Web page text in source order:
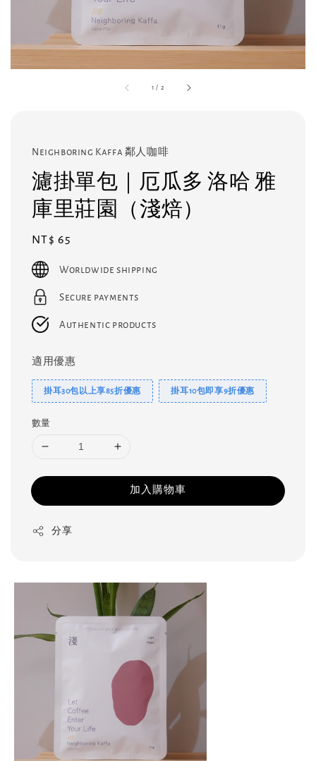
1 / 2
Neighboring Kaffa 鄰人咖啡
濾掛單包｜厄瓜多 洛哈 雅
庫里莊園（淺焙）
Regular
price
NT$ 65
Worldwide shipping
Secure payments
Authentic products
適用優惠
掛耳30包以上享85折優惠 掛耳10包即享9折優惠
數量
加入購物車
分享